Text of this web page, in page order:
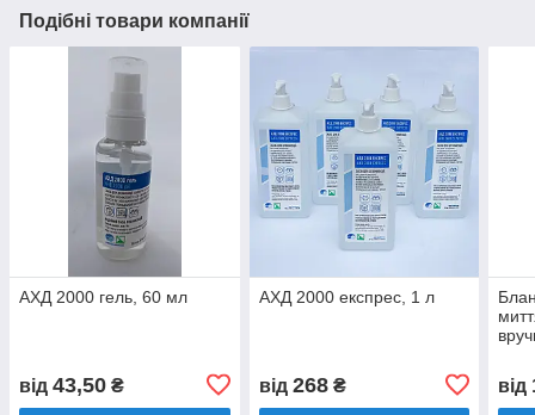
Подібні товари компанії
АХД 2000 гель, 60 мл
від 43,50 ₴
АХД 2000 експрес, 1 л
від 268₴ від